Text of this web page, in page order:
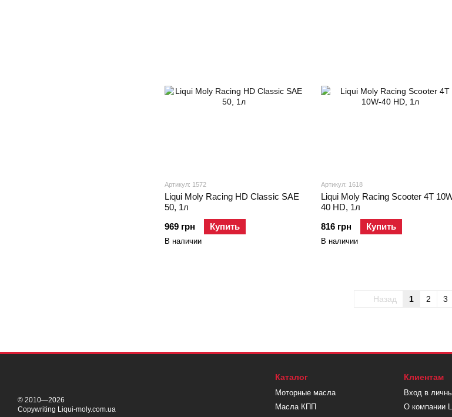
Артикул: 1572
Liqui Moly Racing HD Classic SAE
50, 1л
969 грн
Купить
В наличии
Артикул: 1618
Liqui Moly Racing Scooter 4T
40 HD, 1л
816 грн
Купить
В наличии
Назад 1 2 3
© 2010—2026
Copywriting Liqui-moly.com.ua
Каталог
Моторные масла
Масла КПП
Клиентам
Вход в
О компании